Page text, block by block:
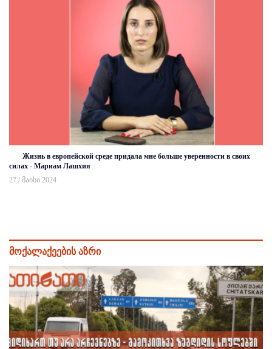
Жизнь в европейской среде придала мне больше уверенности в своих
силах - Мариам Лашхия
27 / მაისი 2024
მოქალაქეების აზრი